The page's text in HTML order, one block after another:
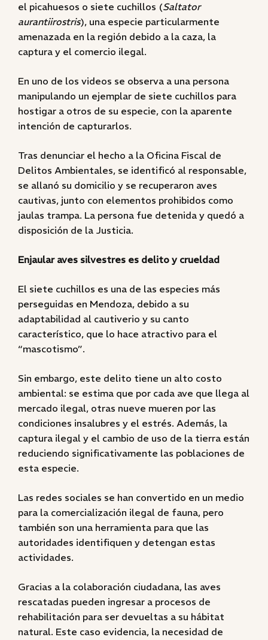
el picahuesos o siete cuchillos (Saltator
aurantiirostris), una especie particularmente
amenazada en la región debido a la caza, la
captura y el comercio ilegal.
En uno de los videos se observa a una persona
manipulando un ejemplar de siete cuchillos para
hostigar a otros de su especie, con la aparente
intención de capturarlos.
Tras denunciar el hecho a la Oficina Fiscal de
Delitos Ambientales, se identificó al responsable,
se allanó su domicilio y se recuperaron aves
cautivas, junto con elementos prohibidos como
jaulas trampa. La persona fue detenida y quedó a
disposición de la Justicia.
Enjaular aves silvestres es delito y crueldad
El siete cuchillos es una de las especies más
perseguidas en Mendoza, debido a su
adaptabilidad al cautiverio y su canto
característico, que lo hace atractivo para el
“mascotismo”.
Sin embargo, este delito tiene un alto costo
ambiental: se estima que por cada ave que llega al
mercado ilegal, otras nueve mueren por las
condiciones insalubres y el estrés. Además, la
captura ilegal y el cambio de uso de la tierra están
reduciendo significativamente las poblaciones de
esta especie.
Las redes sociales se han convertido en un medio
para la comercialización ilegal de fauna, pero
también son una herramienta para que las
autoridades identifiquen y detengan estas
actividades.
Gracias a la colaboración ciudadana, las aves
rescatadas pueden ingresar a procesos de
rehabilitación para ser devueltas a su hábitat
natural. Este caso evidencia, la necesidad de